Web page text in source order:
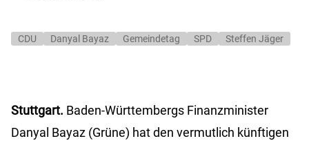
CDU Danyal Bayaz Gemeindetag SPD Steffen Jäger
Stuttgart. Baden-Württembergs Finanzminister
Danyal Bayaz (Grüne) hat den vermutlich künftigen